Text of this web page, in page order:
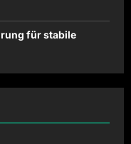
für stabile